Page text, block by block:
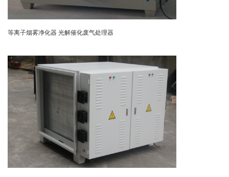
等离子烟雾净化器 光解催化废气处理器